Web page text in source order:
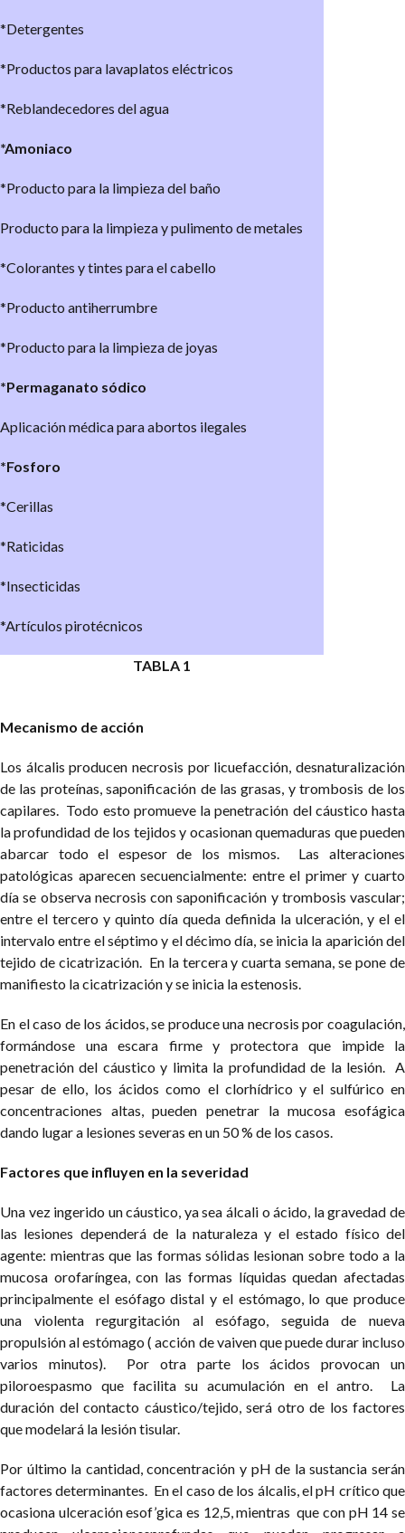
*Detergentes
*Productos para lavaplatos eléctricos
*Reblandecedores del agua
*Amoniaco
*Producto para la limpieza del baño
Producto para la limpieza y pulimento de metales
*Colorantes y tintes para el cabello
*Producto antiherrumbre
*Producto para la limpieza de joyas
*Permaganato sódico
Aplicación médica para abortos ilegales
*Fosforo
*Cerillas
*Raticidas
*Insecticidas
*Artículos pirotécnicos
TABLA 1
Mecanismo de acción
Los álcalis producen necrosis por licuefacción, desnaturalización
de las proteínas, saponificación de las grasas, y trombosis de los
capilares. Todo esto promueve la penetración del cáustico hasta
la profundidad de los tejidos y ocasionan quemaduras que pueden
abarcar todo el espesor de los mismos. Las alteraciones
patológicas aparecen secuencialmente: entre el primer y cuarto
día se observa necrosis con saponificación y trombosis vascular;
entre el tercero y quinto día queda definida la ulceración, y el el
intervalo entre el séptimo y el décimo día, se inicia la aparición del
tejido de cicatrización. En la tercera y cuarta semana, se pone de
manifiesto la cicatrización y se inicia la estenosis.
En el caso de los ácidos, se produce una necrosis por coagulación,
formándose una escara firme y protectora que impide la
penetración del cáustico y limita la profundidad de la lesión. A
pesar de ello, los ácidos como el clorhídrico y el sulfúrico en
concentraciones altas, pueden penetrar la mucosa esofágica
dando lugar a lesiones severas en un 50 % de los casos.
Factores que influyen en la severidad
Una vez ingerido un cáustico, ya sea álcali o ácido, la gravedad de
las lesiones dependerá de la naturaleza y el estado físico del
agente: mientras que las formas sólidas lesionan sobre todo a la
mucosa orofaríngea, con las formas líquidas quedan afectadas
principalmente el esófago distal y el estómago, lo que produce
una violenta regurgitación al esófago, seguida de nueva
propulsión al estómago ( acción de vaiven que puede durar incluso
varios minutos). Por otra parte los ácidos provocan un
piloroespasmo que facilita su acumulación en el antro. La
duración del contacto cáustico/tejido, será otro de los factores
que modelará la lesión tisular.
Por último la cantidad, concentración y pH de la sustancia serán
factores determinantes. En el caso de los álcalis, el pH crítico que
ocasiona ulceración esof’gica es 12,5, mientras que con pH 14 se